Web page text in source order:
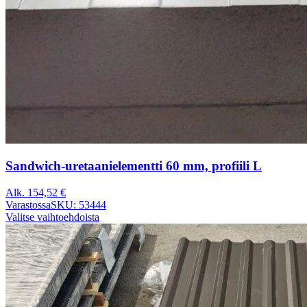
Sandwich-uretaanielementti 60 mm, profiili L
Alk. 154,52 €
VarastossaSKU: 53444
Valitse vaihtoehdoista